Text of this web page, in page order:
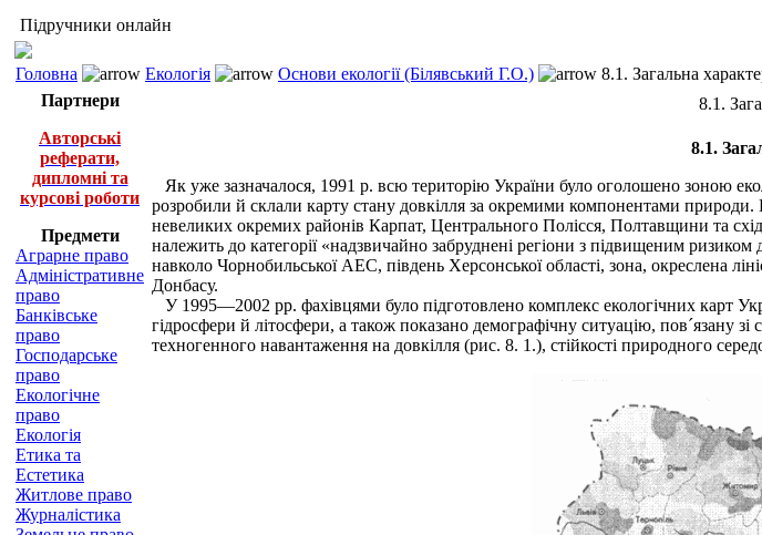
Підручники онлайн
Головна Екологія Основи екології (Білявський Г.О.)
8.1. Загальна
Партнери
Авторські
реферати,
дипломні та
курсові роботи
Предмети
Аграрне право
Адміністративне
право
Банківське
право
Господарське
право
Екологічне
право
Екологія
Етика та
Естетика
Житлове право
Журналістика
8.1.
8.1.
Як уже зазначалося, 1991 р. всю територію України було оголошено зоною
розробили й склали карту стану довкілля за окремими компонентами природи.
невеликих окремих районів Карпат, Центрального Полісся, Полтавщини та
належить до категорії «надзвичайно забруднені регіони з підвищеним
навколо Чорнобильської АЕС, південь Херсонської області, зона,
Донбасу.
У 1995—2002 рр. фахівцями було підготовлено комплекс екологічних карт
гідросфери й літосфери, а також показано демографічну ситуацію, пов´язану
техногенного навантаження на довкілля (рис. 8. 1.), стійкості природного